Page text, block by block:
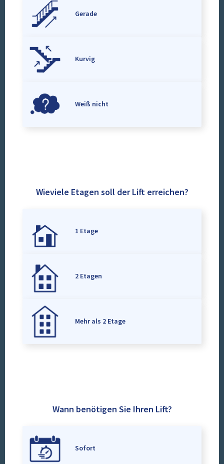
Gerade
Kurvig
Weiß nicht
Wieviele Etagen soll der Lift erreichen?
1 Etage
2 Etagen
Mehr als 2 Etage
Wann benötigen Sie Ihren Lift?
Sofort